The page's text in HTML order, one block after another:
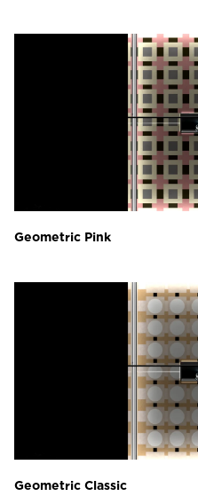
Geometric Pink
Geometric Classic